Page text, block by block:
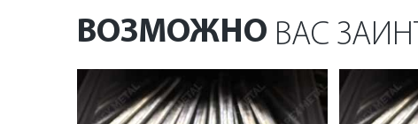
ВОЗМОЖНО ВАС